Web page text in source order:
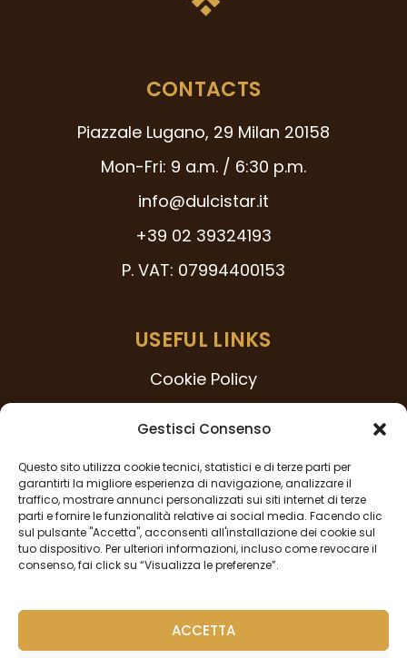
Gestisci Consenso
Questo sito utilizza cookie tecnici, statistici e di terze parti per
garantirti la migliore esperienza di navigazione, analizzare il
traffico, mostrare annunci personalizzati sui siti internet di terze
parti e fornire le funzionalità relative ai social media. Facendo clic
sul pulsante "Accetta", acconsenti all'installazione dei cookie sul
tuo dispositivo. Per ulteriori informazioni, incluso come revocare il
consenso, fai click su “Visualizza le preferenze”.
ACCETTA
CONTACTS
Piazzale Lugano, 29 Milan 20158
Mon-Fri: 9 a.m. / 6:30 p.m.
info@dulcistar.it
+39 02 39324193
P. VAT: 07994400153
USEFUL LINKS
Cookie Policy
Whistleblowing Procedure
Privacy Policy